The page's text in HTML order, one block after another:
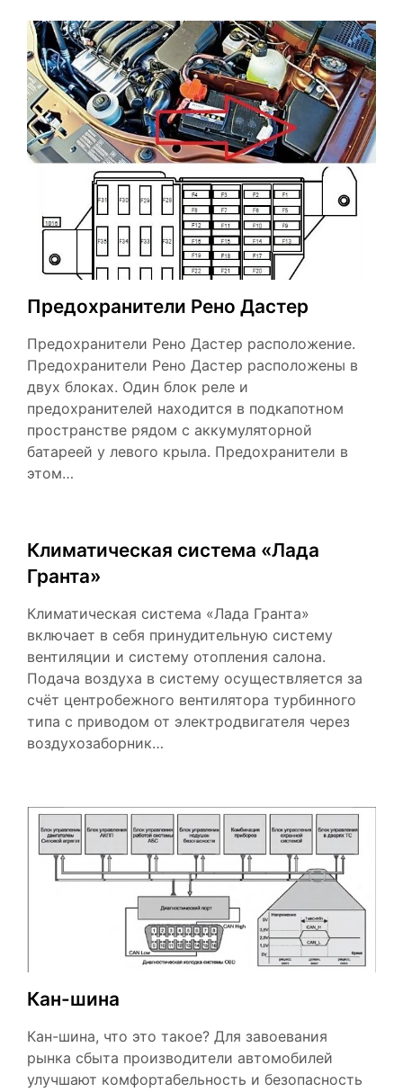
Предохранители Рено Дастер
Предохранители Рено Дастер расположение.
Предохранители Рено Дастер расположены в
двух блоках. Один блок реле и
предохранителей находится в подкапотном
пространстве рядом с аккумуляторной
батареей у левого крыла. Предохранители в
этом…
Климатическая система «Лада
Гранта»
Климатическая система «Лада Гранта»
включает в себя принудительную систему
вентиляции и систему отопления салона.
Подача воздуха в систему осуществляется за
счёт центробежного вентилятора турбинного
типа с приводом от электродвигателя через
воздухозаборник…
Кан-шина
Кан-шина, что это такое? Для завоевания
рынка сбыта производители автомобилей
улучшают комфортабельность и безопасность